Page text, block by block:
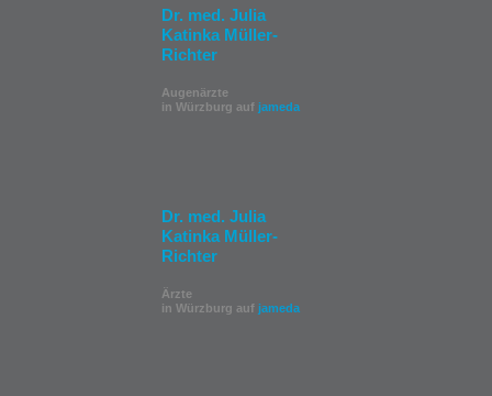
Dr. med. Julia
Katinka Müller-
Richter
Augenärzte
in Würzburg auf jameda
Dr. med. Julia
Katinka Müller-
Richter
Ärzte
in Würzburg auf jameda